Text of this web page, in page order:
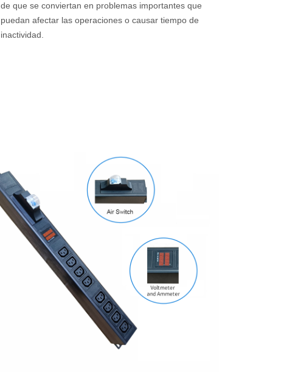
de que se conviertan en problemas importantes que
puedan afectar las operaciones o causar tiempo de
inactividad.